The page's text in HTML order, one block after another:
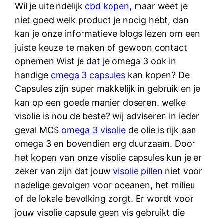
Wil je uiteindelijk cbd kopen, maar weet je
niet goed welk product je nodig hebt, dan
kan je onze informatieve blogs lezen om een
juiste keuze te maken of gewoon contact
opnemen Wist je dat je omega 3 ook in
handige omega 3 capsules kan kopen? De
Capsules zijn super makkelijk in gebruik en je
kan op een goede manier doseren. welke
visolie is nou de beste? wij adviseren in ieder
geval MCS omega 3 visolie de olie is rijk aan
omega 3 en bovendien erg duurzaam. Door
het kopen van onze visolie capsules kun je er
zeker van zijn dat jouwvisolie pillen niet voor
nadelige gevolgen voor oceanen, het milieu
of de lokale bevolking zorgt. Er wordt voor
jouw visolie capsule geen vis gebruikt die